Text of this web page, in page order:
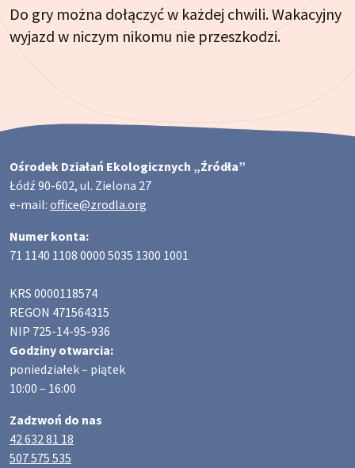
Do gry można dołączyć w każdej chwili. Wakacyjny
wyjazd w niczym nikomu nie przeszkodzi.
Ośrodek Działań Ekologicznych „Źródła”
Łódź 90-602, ul. Zielona 27
e-mail: office@zrodla.org
Numer konta:
71 1140 1108 0000 5035 1300 1001
KRS 0000118574
REGON 471564315
NIP 725-14-95-936
Godziny otwarcia:
poniedziałek – piątek
10:00 – 16:00
Zadzwoń do nas
42 632 81 18
507 575 535